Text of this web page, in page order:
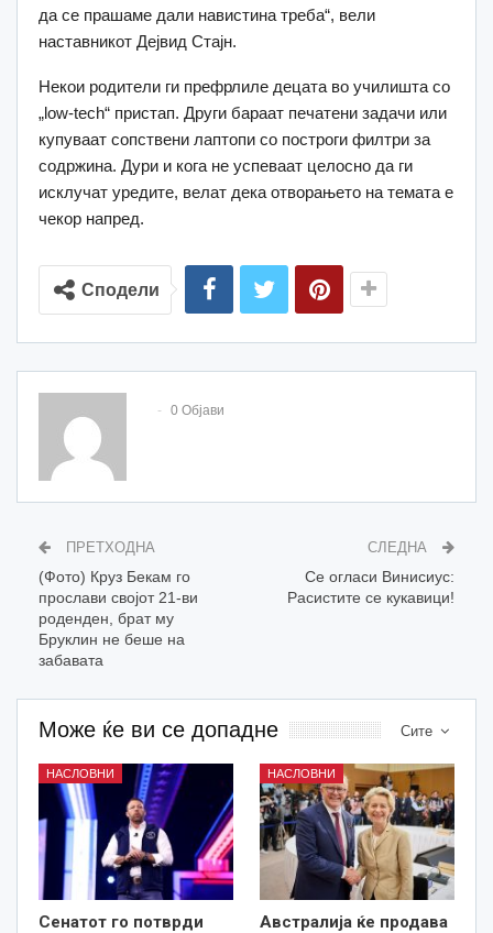
да се прашаме дали навистина треба“, вели
наставникот Дејвид Стајн.
Некои родители ги префрлиле децата во училишта со
„low-tech“ пристап. Други бараат печатени задачи или
купуваат сопствени лаптопи со построги филтри за
содржина. Дури и кога не успеваат целосно да ги
исклучат уредите, велат дека отворањето на темата е
чекор напред.
Сподели
0 Објави
ПРЕТХОДНА
(Фото) Круз Бекам го
прослави својот 21-ви
роденден, брат му
Бруклин не беше на
забавата
СЛЕДНА
Се огласи Винисиус:
Расистите се кукавици!
Сите
Може ќе ви се допадне
НАСЛОВНИ
Сенатот го потврди
НАСЛОВНИ
Австралија ќе продава